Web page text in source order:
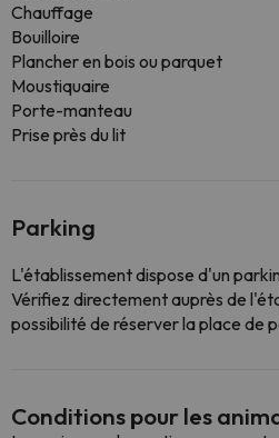
Chauffage
Bouilloire
Plancher en bois ou parquet
Moustiquaire
Porte-manteau
Prise près du lit
Parking
L'établissement dispose d'un
Vérifiez directement auprès de
possibilité de réserver la place de
Conditions pour les